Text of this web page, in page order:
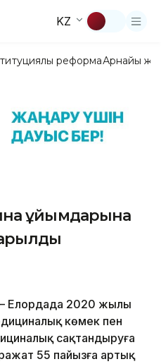
KZ
реформаАрнайы
ұйымдарына
Елордада 2020 жылы
көмек пен
сақтандыруға
55 пайызға артық